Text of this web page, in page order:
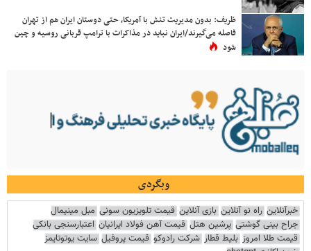
ظریف: بدون مدیریت تنش با آمریکا، حتی دوستان ایران هم از تهران
فاصله می‌گیرند/ایران نباید در مذاکرات با ترامپ قربانی روسیه و چین
شود
وبگردی
خبرآنلاین راه نو آنلاین بازی آنلاین قیمت تلویزیون سونی مبل مینیمال
جراح بینی گوشتی پرشین هتل قیمت آهن فولاد ایرانیان اعتبارسنجی بانکی
قیمت طلا امروز بلیط قطار شرکت رادوکو قیمت پروفیل سایت یوتوتایمز